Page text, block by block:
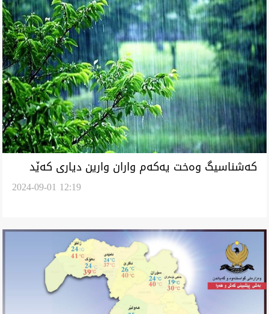
کەشناسیگ وەخت یەکەم واران وارین دیاری کەێد
2024-09-01 12:19